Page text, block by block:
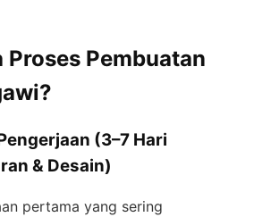
Proses Pembuatan
(3–7 Hari
& Desain)
pertama yang sering